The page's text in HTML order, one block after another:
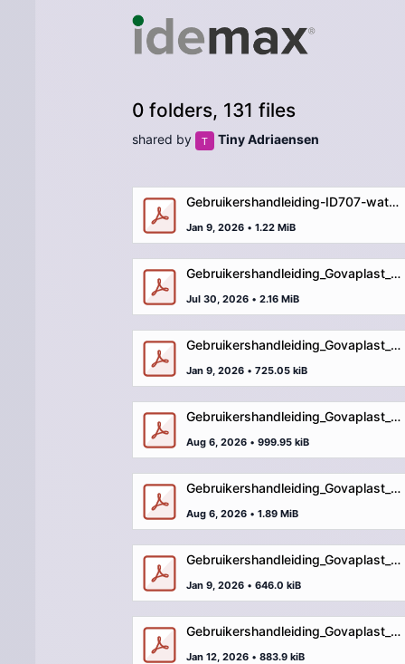
0 folders, 131 files
shared by Tiny Adriaensen
Gebruikershandleiding-ID707-watertafel.pdf
Jan 9, 2026 • 1.22 MiB
Gebruikershandleiding_Govaplast_Play_GP16_ picknicktafel_mini.pdf
Jul 30, 2026 • 2.16 MiB
Gebruikershandleiding_Govaplast_Play_GP65_vervangset-scheepsroer.pdf
Jan 9, 2026 • 725.05 kiB
Gebruikershandleiding_Govaplast_Play_GP69A-B_bank junior_teens_ML.pdf
Aug 6, 2026 • 999.95 kiB
Gebruikershandleiding_Govaplast_Play_GP70_picknicktafel_Bambino.pdf
Aug 6, 2026 • 1.89 MiB
Gebruikershandleiding_Govaplast_Play_GP72_picknicktafel_junior.pdf
Jan 9, 2026 • 646.0 kiB
Gebruikershandleiding_Govaplast_Play_GP74_bank_achthoek.pdf
Jan 12, 2026 • 883.9 kiB